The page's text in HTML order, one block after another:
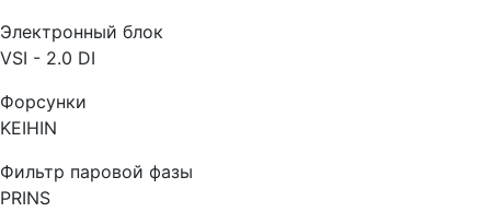
Электронный блок
VSI - 2.0 DI
Форсунки
KEIHIN
Фильтр паровой фазы
PRINS